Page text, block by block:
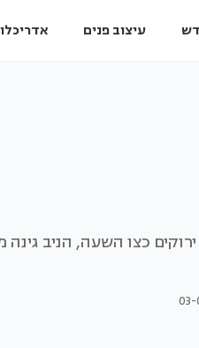
עיצוב פנים
כצו השעה, הניב
03-